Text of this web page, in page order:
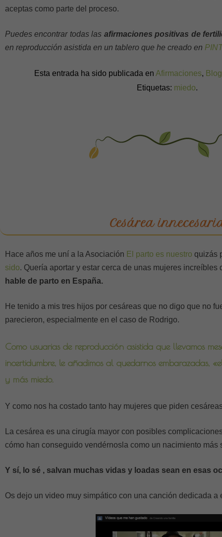
aceptas como parte del proceso.
Puedes encontrar todas las afirmaciones positivas de
en reproducción asistida en un tablero que he creado en
Esta entrada ha sido publicada en Afirmaciones, Blog
Etiquetas: miedo.
Cesárea
Hace años me uní a la Asociación El parto es nuestro quizás
sido. Quería aportar y estar cerca de unas mujeres
hable de parto en España.
He tenido a mis tres hijos por cesáreas que no digo que no
parecieron, especialmente en el caso de Rodrigo.
Como usuarias de reproducción asistida que llevamos
incertidumbre, le añadimos al quedarnos embarazadas,
y más miedo.
Y como nos ha costado tanto hay mujeres que piden
La cesárea es una cirugía mayor con posibles
cómo han conseguido vendérnosla como un nacimiento más
Y sí, lo sé , salvan muchas vidas y loadas sean en esas
Os dejo un video muy simpático con una canción dedicada a